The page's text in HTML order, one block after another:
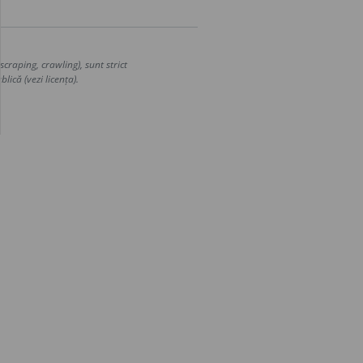
crawling), sunt strict
(vezi licența).